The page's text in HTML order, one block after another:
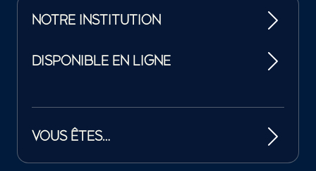
NOTRE INSTITUTION
DISPONIBLE EN LIGNE
VOUS ÊTES…
Tutelles et mécènes de la Philharmonie de Paris